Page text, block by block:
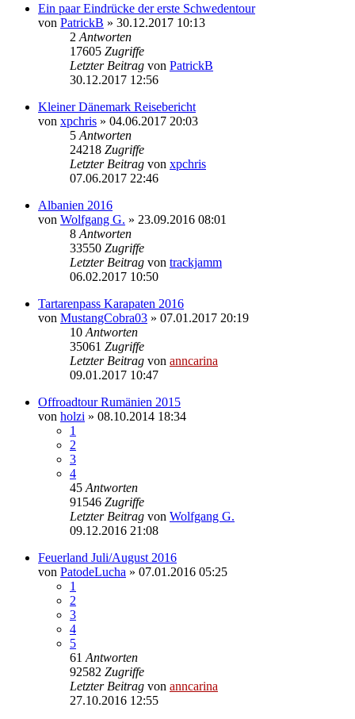
Ein paar Eindrücke der erste Schwedentour
von PatrickB » 30.12.2017 10:13
2 Antworten
17605 Zugriffe
Letzter Beitrag von PatrickB
30.12.2017 12:56
Kleiner Dänemark Reisebericht
von xpchris » 04.06.2017 20:03
5 Antworten
24218 Zugriffe
Letzter Beitrag von xpchris
07.06.2017 22:46
Albanien 2016
von Wolfgang G. » 23.09.2016 08:01
8 Antworten
33550 Zugriffe
Letzter Beitrag von trackjamm
06.02.2017 10:50
Tartarenpass Karapaten 2016
von MustangCobra03 » 07.01.2017 20:19
10 Antworten
35061 Zugriffe
Letzter Beitrag von anncarina
09.01.2017 10:47
Offroadtour Rumänien 2015
von holzi » 08.10.2014 18:34
1
2
3
4
45 Antworten
91546 Zugriffe
Letzter Beitrag von Wolfgang G.
09.12.2016 21:08
Feuerland Juli/August 2016
von PatodeLucha » 07.01.2016 05:25
1
2
3
4
5
61 Antworten
92582 Zugriffe
Letzter Beitrag von anncarina
27.10.2016 12:55